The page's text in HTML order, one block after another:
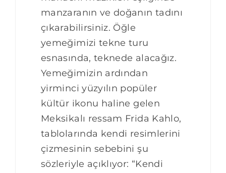
manzaranın ve doğanın tadını
çıkarabilirsiniz. Öğle
yemeğimizi tekne turu
esnasında, teknede alacağız.
Yemeğimizin ardından
yirminci yüzyılın popüler
kültür ikonu haline gelen
Meksikalı ressam Frida Kahlo,
tablolarında kendi resimlerini
çizmesinin sebebini şu
sözleriyle açıklıyor: “Kendi